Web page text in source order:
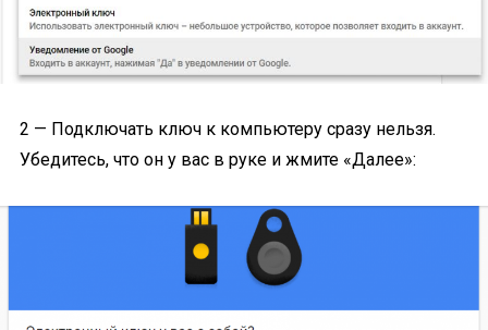
2 — Подключать ключ к компьютеру сразу нельзя.
Убедитесь, что он у вас в руке и жмите «Далее»: